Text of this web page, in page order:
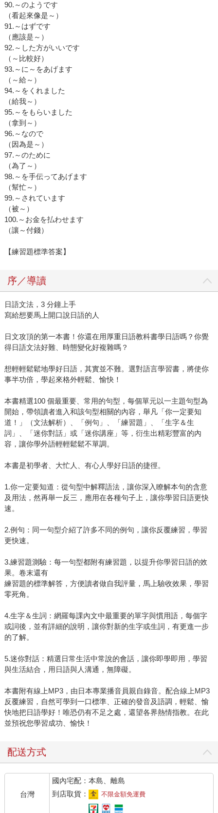
90.～のようです
（看起來像是～）
91.～はずです
（應該是～）
92.～した方がいいです
（～比較好）
93.～に～をあげます
（～給～）
94.～をくれました
（給我～）
95.～をもらいました
（拿到～）
96.～なので
（因為是～）
97.～のために
（為了～）
98.～を手伝ってあげます
（幫忙～）
99.～されています
（被～）
100.～お金を払わせます
（讓～付錢）
【練習題標準答案】
序／導讀
日語文法，3 分鐘上手
寫給想要馬上開口說日語的人
日文攻頂的第一本書！你還在用厚重日語教科書學日語嗎？你覺
得日語文法好難、時態變化好複雜嗎？
想輕輕鬆鬆地學好日語，其實並不難。選對語言學習書，將使你
事半功倍，學起來格外輕鬆、愉快！
本書精選100 個最重要、常用的句型，每個單元以一主題句型為
開始，帶領讀者進入和該句型相關的內容，舉凡「你一定要知
道！」（文法解析）、「例句」、「練習題」、「生字＆生
詞」、「迷你對話」或「迷你講座」等，衍生出精彩豐富的內
容，讓你學外語輕輕鬆鬆不單調。
本書是初學者、大忙人、有心人學好日語的捷徑。
1.你一定要知道：從句型中解釋語法，讓你深入瞭解本句的含意
及用法，然再舉一反三，應用在各種句子上，讓你學習日語更快
速。
2.例句：同一句型介紹了許多不同的例句，讓你反覆練習，學習
更快速。
3.練習題測驗：每一句型都附有練習題，以提升你學習日語的效
果。卷末還有
練習題的標準解答，方便讀者做自我評量，馬上驗收效果，學習
零死角。
4.生字＆生詞：網羅每課內文中最重要的單字與慣用語，每個字
或詞後，並有詳細的說明，讓你對新的生字或生詞，有更進一步
的了解。
5.迷你對話：精選日常生活中常說的會話，讓你即學即用，學習
與生活結合，用日語與人溝通，無障礙。
本書附有線上MP3，由日本專業播音員親自錄音。配合線上MP3
反覆練習，自然可學到一口標準、正確的發音及語調，輕鬆、愉
快地把日語學好！唯恐仍有不足之處，還望各界熱情指教。在此
並預祝您學習成功、愉快！
配送方式
台灣
國內宅配：本島、離島
到店取貨：
不限金額免運費